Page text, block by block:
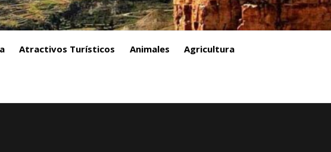
Atractivos Turísticos Animales Agricultura